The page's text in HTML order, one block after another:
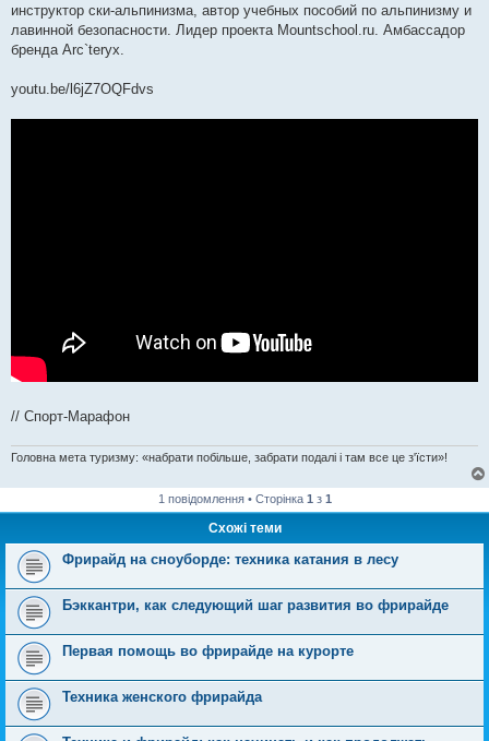
инструктор ски-альпинизма, автор учебных пособий по альпинизму и
лавинной безопасности. Лидер проекта Mountschool.ru. Амбассадор
бренда Arc`teryx.
youtu.be/l6jZ7OQFdvs
// Спорт-Марафон
Головна мета туризму: «набрати побільше, забрати подалі і там все це з'їсти»!
1 повідомлення • Сторінка 1 з 1
Схожі теми
Фрирайд на сноуборде: техника катания в лесу
Бэккантри, как следующий шаг развития во фрирайде
Первая помощь во фрирайде на курорте
Техника женского фрирайда